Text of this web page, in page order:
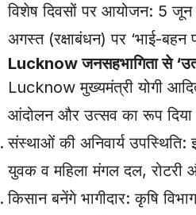
विशेष दिवसों पर आयोजन: 5 जून
अगस्त (रक्षाबंधन) पर ‘भाई-बहन
Lucknowजनसहभागिता से
Lucknow मुख्यमंत्री योगी
आंदोलन और उत्सव का रूप दिया
संस्थाओं की अनिवार्य
युवक व महिला मंगल दल, रोटरी
किसान बनेंगे भागीदार: कृषि